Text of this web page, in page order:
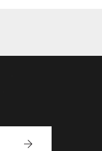
Inscríbete